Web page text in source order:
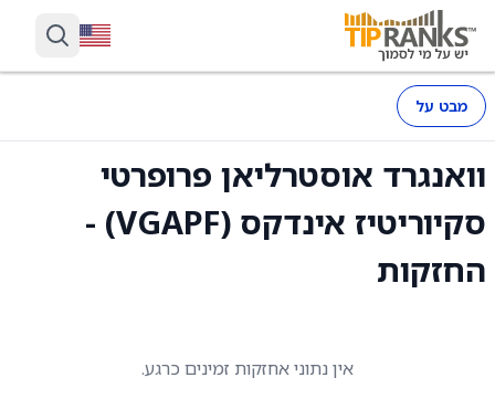
מבט על
וואנגרד אוסטרליאן פרופרטי
סקיוריטיז אינדקס (VGAPF) -
החזקות
אין נתוני אחזקות זמינים כרגע.